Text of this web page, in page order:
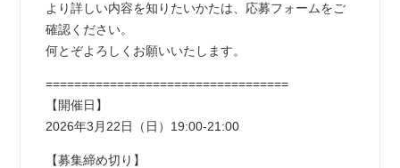
より詳しい内容を知りたいかたは、応募フォームをご
確認ください。
何とぞよろしくお願いいたします。
==================================
【開催日】
2026年3月22日（日）19:00-21:00
【募集締め切り】